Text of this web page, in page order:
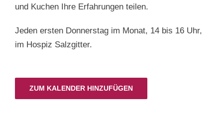
und Kuchen Ihre Erfahrungen teilen.
Jeden ersten Donnerstag im Monat, 14 bis 16 Uhr,
im Hospiz Salzgitter.
ZUM KALENDER HINZUFÜGEN